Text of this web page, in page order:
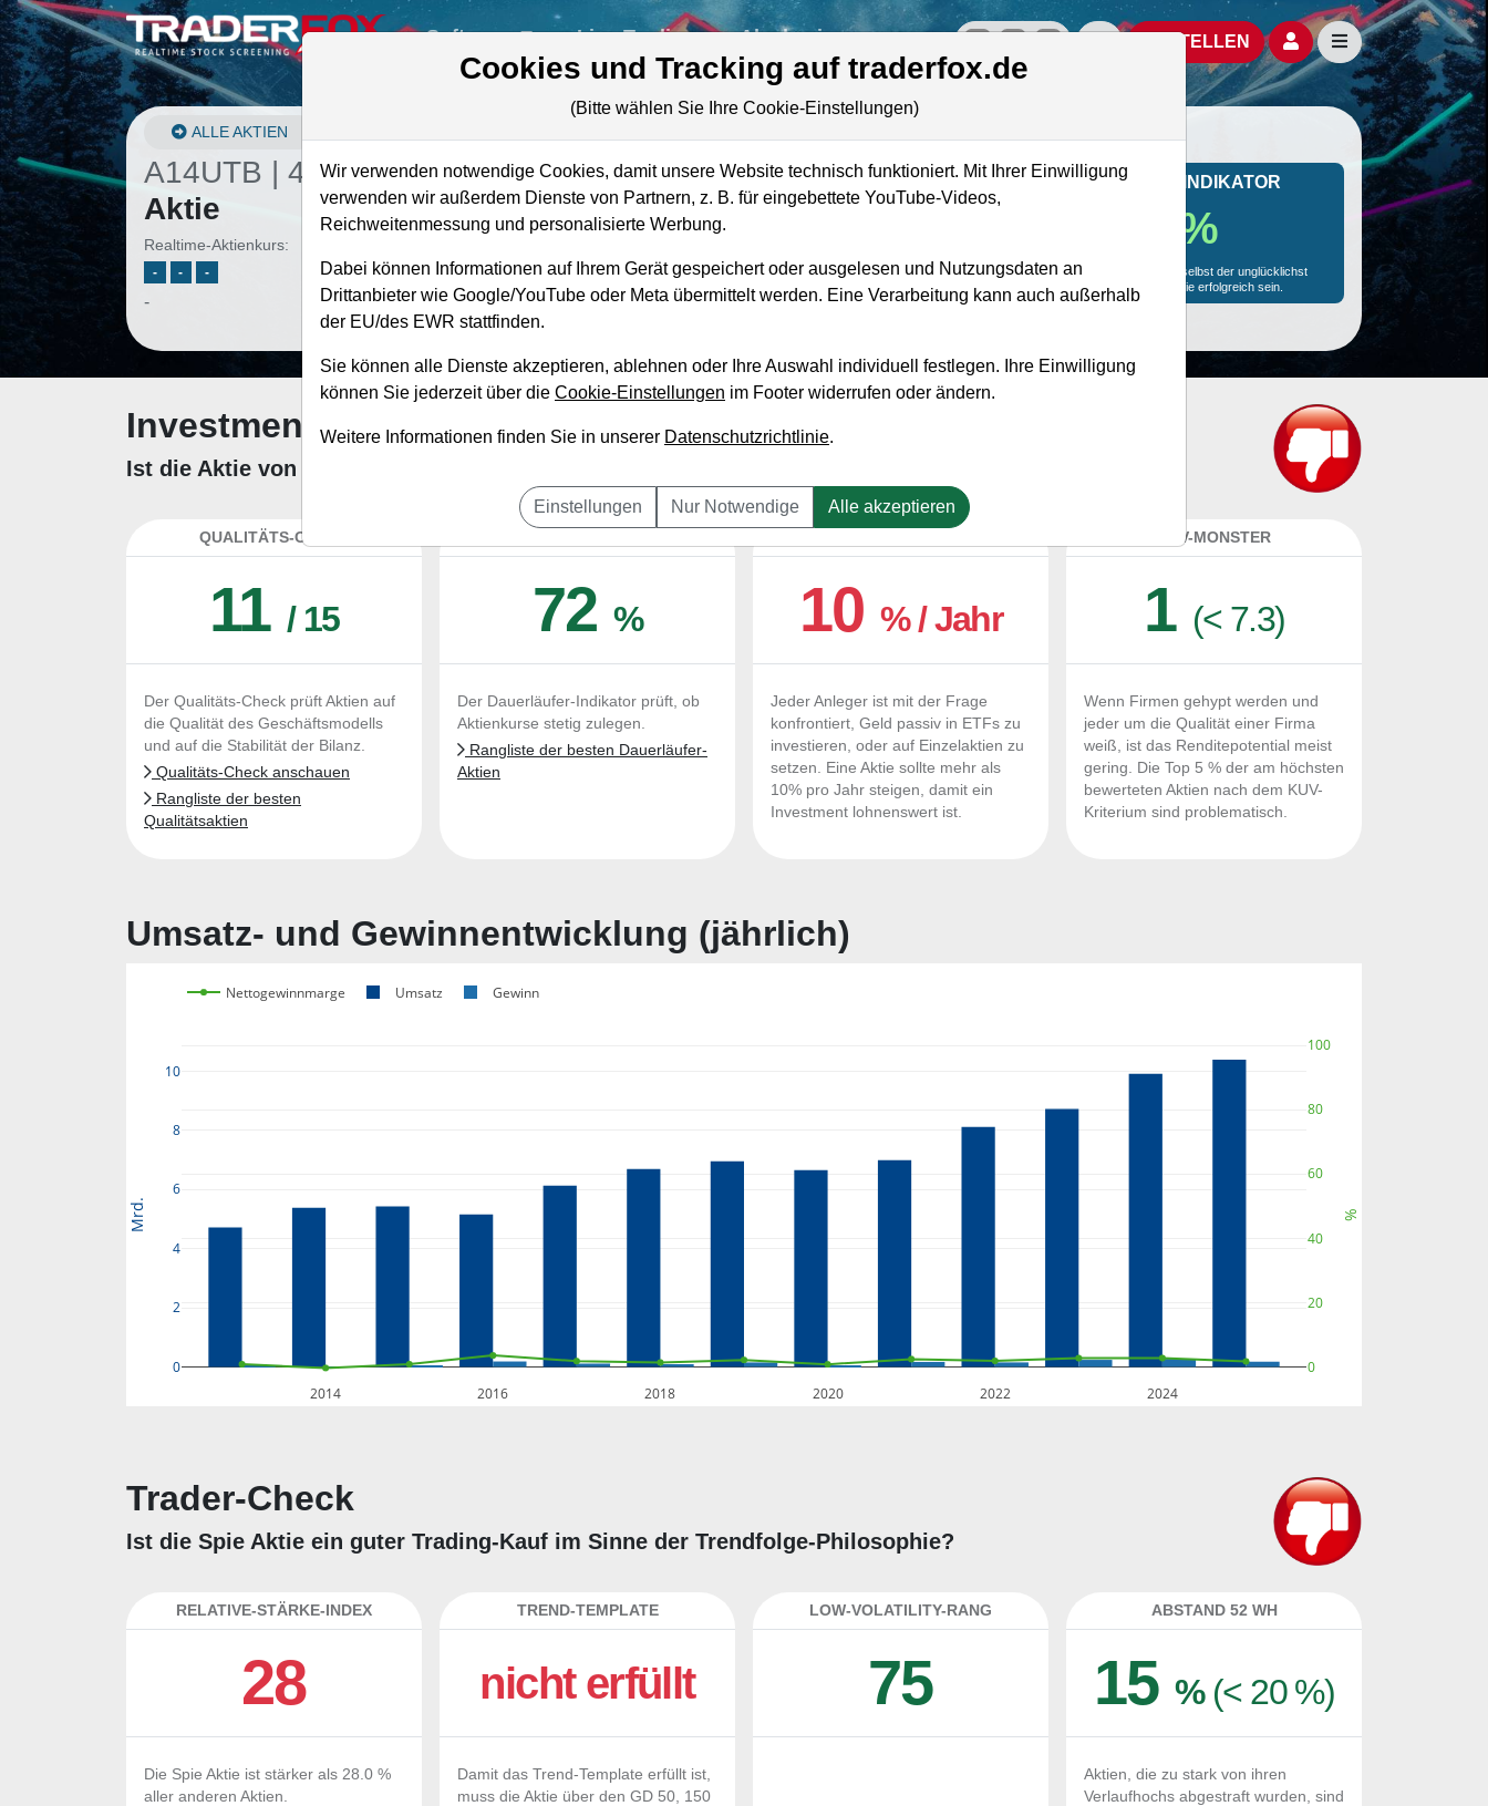
Software Live-Trading Akademie offizielle Social Media-AccountsAktien- und Artikelsuche öffnen
BESTELLEN Seitennavigation
ALLE AKTIEN
A14UTB | 4SP–Spie
Aktie
Realtime-Aktienkurs:
- - -
-
Marktkapitalisierung 7,83 Mrd. EUR
Unternehmenswert
Umsatz 10,40 Mrd. EUR
MONKEY-TRADER INDIKATOR
54.8 %
Mit 54.8 % Wahrscheinlichkeit wird selbst der unglücklichst
agierende Trader mit dieser Aktie erfolgreich sein.
Investment-Check: Kaufempfehlung?
Ist die Aktie von Spie zum Kaufen und Liegenlassen geeignet?
QUALITÄTS-CHECK
11 / 15
Der Qualitäts-Check prüft Aktien auf
die Qualität des Geschäftsmodells
und auf die Stabilität der Bilanz.
Qualitäts-Check anschauen
Rangliste der besten
Qualitätsaktien
72 %
Der Dauerläufer-Indikator prüft, ob
Aktienkurse stetig zulegen.
Rangliste der besten Dauerläufer-
Aktien
10 % / Jahr
Jeder Anleger ist mit der Frage
konfrontiert, Geld passiv in ETFs zu
investieren, oder auf Einzelaktien zu
setzen. Eine Aktie sollte mehr als
10% pro Jahr steigen, damit ein
Investment lohnenswert ist.
KUV-MONSTER
1 (< 7.3)
Wenn Firmen gehypt werden und
jeder um die Qualität einer Firma
weiß, ist das Renditepotential meist
gering. Die Top 5 % der am höchsten
bewerteten Aktien nach dem KUV-
Kriterium sind problematisch.
Umsatz- und Gewinnentwicklung (jährlich)
2014 2016 2018 2020 2022 2024
0
2
4
6
8
10
0
20
40
60
80
100
Nettogewinnmarge Umsatz Gewinn
Mrd. %
Trader-Check
Ist die Spie Aktie ein guter Trading-Kauf im Sinne der Trendfolge-Philosophie?
RELATIVE-STÄRKE-INDEX
28
Die Spie Aktie ist stärker als 28.0 %
aller anderen Aktien.
TREND-TEMPLATE
nicht erfüllt
Damit das Trend-Template erfüllt ist,
muss die Aktie über den GD 50, 150
LOW-VOLATILITY-RANG
75
ABSTAND 52 WH
15% (< 20 %)
Aktien, die zu stark von ihren
Verlaufhochs abgestraft wurden, sind
Cookies und Tracking auf traderfox.de
(Bitte wählen Sie Ihre Cookie-Einstellungen)
Wir verwenden notwendige Cookies, damit unsere Website technisch funktioniert. Mit Ihrer Einwilligung
verwenden wir außerdem Dienste von Partnern, z. B. für eingebettete YouTube-Videos,
Reichweitenmessung und personalisierte Werbung.
Dabei können Informationen auf Ihrem Gerät gespeichert oder ausgelesen und Nutzungsdaten an
Drittanbieter wie Google/YouTube oder Meta übermittelt werden. Eine Verarbeitung kann auch außerhalb
der EU/des EWR stattfinden.
Sie können alle Dienste akzeptieren, ablehnen oder Ihre Auswahl individuell festlegen. Ihre Einwilligung
können Sie jederzeit über die Cookie-Einstellungen im Footer widerrufen oder ändern.
Weitere Informationen finden Sie in unserer Datenschutzrichtlinie.
Einstellungen Nur Notwendige Alle akzeptieren